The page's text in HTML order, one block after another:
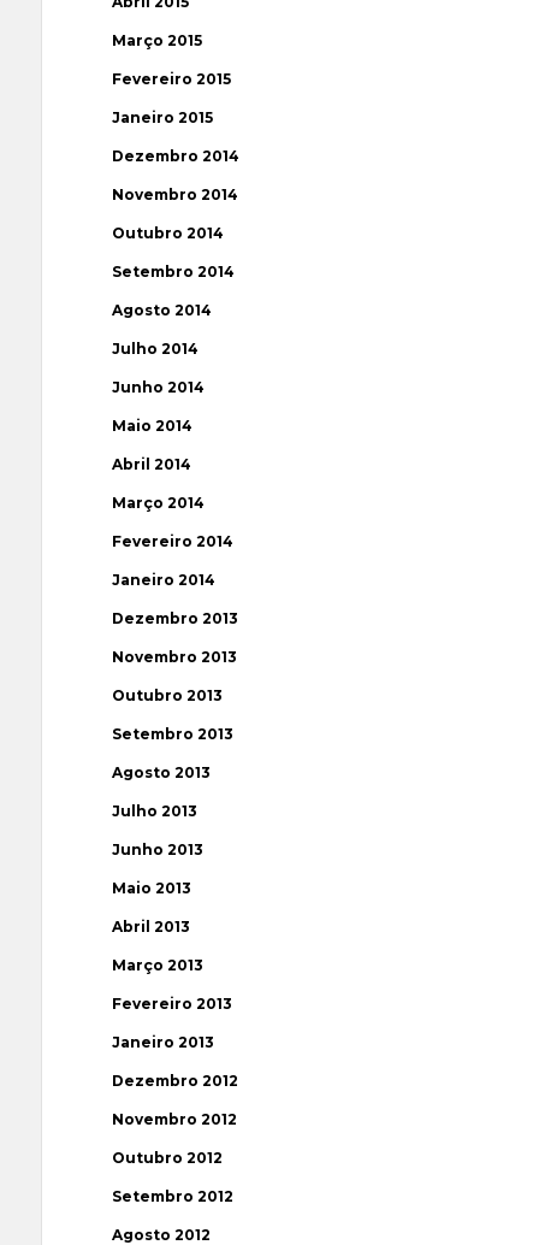
Março 2015
Fevereiro 2015
Janeiro 2015
Dezembro 2014
Novembro 2014
Outubro 2014
Setembro 2014
Agosto 2014
Julho 2014
Junho 2014
Maio 2014
Abril 2014
Março 2014
Fevereiro 2014
Janeiro 2014
Dezembro 2013
Novembro 2013
Outubro 2013
Setembro 2013
Agosto 2013
Julho 2013
Junho 2013
Maio 2013
Abril 2013
Março 2013
Fevereiro 2013
Janeiro 2013
Dezembro 2012
Novembro 2012
Outubro 2012
Setembro 2012
Agosto 2012